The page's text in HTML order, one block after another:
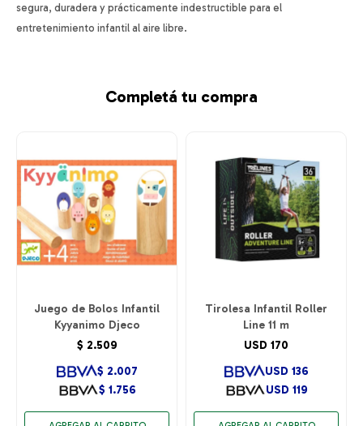
segura, duradera y prácticamente indestructible para el
entretenimiento infantil al aire libre.
Completá tu compra
Juego de Bolos Infantil
Kyyanimo Djeco
$ 2.509
$ 1.756
$ 2.007
Tirolesa Infantil Roller
Line 11 m
USD 170
USD 119
USD 136